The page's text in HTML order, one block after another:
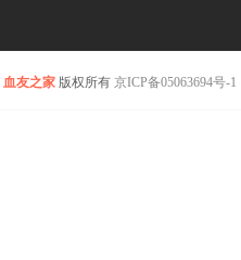
血友之家版权所有 京ICP备05063694号-1